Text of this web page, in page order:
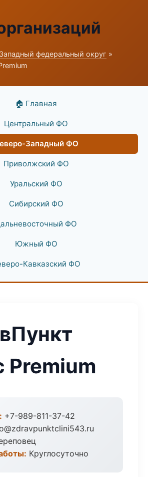
федеральный округ »
🏠 Главная
Центральный ФО
Западный ФО
Приволжский ФО
Уральский ФО
Сибирский ФО
ФО
Южный ФО
Кавказский ФО
Premium
+7-989-811-37-42
Круглосуточно